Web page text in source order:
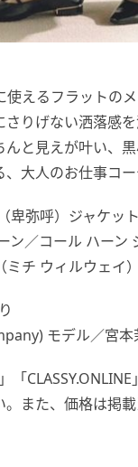
えるフラットの
りげない洒落感
んと見えが叶い、
大人のお仕事コー
卑弥呼）ジャケッ
ン／コール ハー
チ ウィルウェイ）
モデル／宮
「
また、価格は掲載